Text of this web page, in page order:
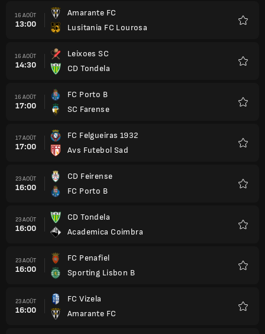
16 AOÛT
13:00
Amarante FC
Lusitania FC Lourosa
16 AOÛT
14:30
Leixoes SC
CD Tondela
16 AOÛT
17:00
FC Porto B
SC Farense
17 AOÛT
17:00
FC Felgueiras 1932
Avs Futebol Sad
23 AOÛT
16:00
CD Feirense
FC Porto B
23 AOÛT
16:00
CD Tondela
Academica Coimbra
23 AOÛT
16:00
FC Penafiel
Sporting Lisbon B
23 AOÛT
16:00
FC Vizela
Amarante FC